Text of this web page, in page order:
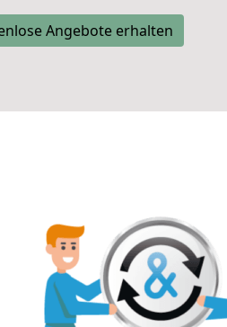
Angebote erhalten